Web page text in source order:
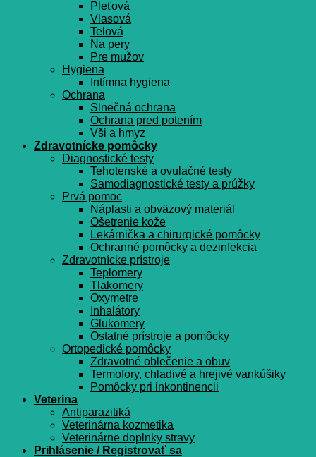
Pleťová
Vlasová
Telová
Na pery
Pre mužov
Hygiena
Intímna hygiena
Ochrana
Slnečná ochrana
Ochrana pred potením
Vši a hmyz
Zdravotnícke pomôcky
Diagnostické testy
Tehotenské a ovulačné testy
Samodiagnostické testy a prúžky
Prvá pomoc
Náplasti a obväzový materiál
Ošetrenie kože
Lekárnička a chirurgické pomôcky
Ochranné pomôcky a dezinfekcia
Zdravotnícke prístroje
Teplomery
Tlakomery
Oxymetre
Inhalátory
Glukomery
Ostatné prístroje a pomôcky
Ortopedické pomôcky
Zdravotné oblečenie a obuv
Termofory, chladivé a hrejivé vankúšiky
Pomôcky pri inkontinencii
Veterina
Antiparazitiká
Veterinárna kozmetika
Veterinárne doplnky stravy
Prihlásenie / Registrovať sa